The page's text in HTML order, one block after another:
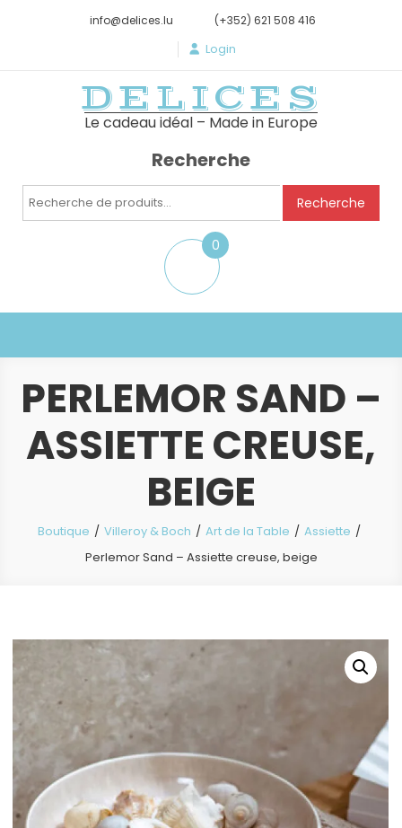
info@delices.lu (+352) 621 508 416
Login
DELICES
Le cadeau idéal – Made in Europe
Recherche
Recherche
Recherche
0
item
PERLEMOR SAND –
ASSIETTE CREUSE,
BEIGE
Boutique Villeroy & Boch Art de la Table
Assiette
Perlemor Sand – Assiette creuse, beige